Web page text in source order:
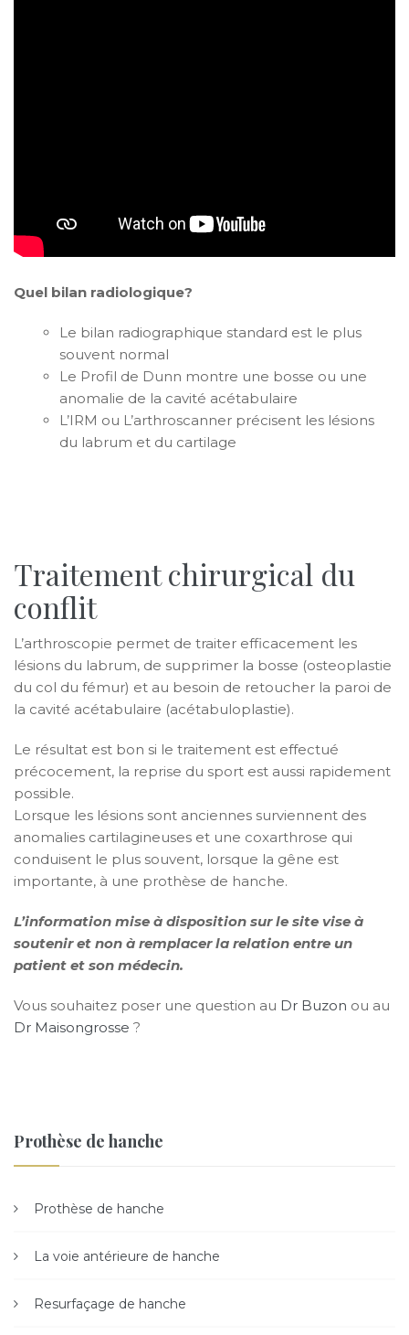
Quel bilan radiologique?
Le bilan radiographique standard est le plus
souvent normal
Le Profil de Dunn montre une bosse ou une
anomalie de la cavité acétabulaire
L’IRM ou L’arthroscanner précisent les lésions
du labrum et du cartilage
Traitement chirurgical du
conflit
L’arthroscopie permet de traiter efficacement les
lésions du labrum, de supprimer la bosse (osteoplastie
du col du fémur) et au besoin de retoucher la paroi de
la cavité acétabulaire (acétabuloplastie).
Le résultat est bon si le traitement est effectué
précocement, la reprise du sport est aussi rapidement
possible.
Lorsque les lésions sont anciennes surviennent des
anomalies cartilagineuses et une coxarthrose qui
conduisent le plus souvent, lorsque la gêne est
importante, à une prothèse de hanche.
L’information mise à disposition sur le site vise à
soutenir et non à remplacer la relation entre un
patient et son médecin.
Vous souhaitez poser une question au Dr Buzon ou au
Dr Maisongrosse ?
Prothèse de hanche
Prothèse de hanche
La voie antérieure de hanche
Resurfaçage de hanche